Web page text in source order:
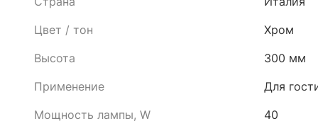
Цвет / тон
Хром
Высота
300 мм
Применение
Для
Мощность лампы, W
40